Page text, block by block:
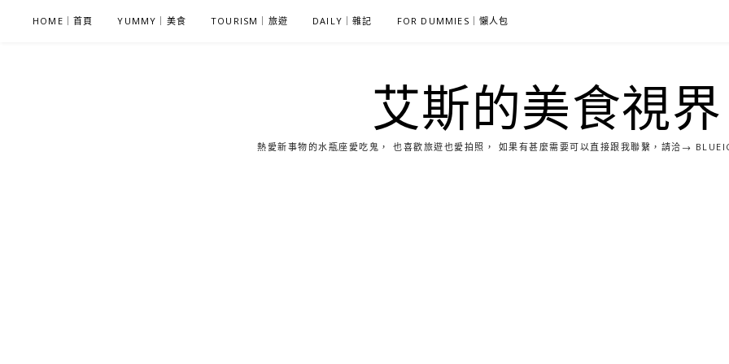
HOME｜首頁 YUMMY｜美食 TOURISM｜旅遊 DAILY｜雜記 FOR DUMMIES｜懶人包
艾斯的美食視界
熱愛新事物的水瓶座愛吃鬼， 也喜歡旅遊也愛拍照， 如果有甚麼需要可以直接跟我聯繫，請洽→